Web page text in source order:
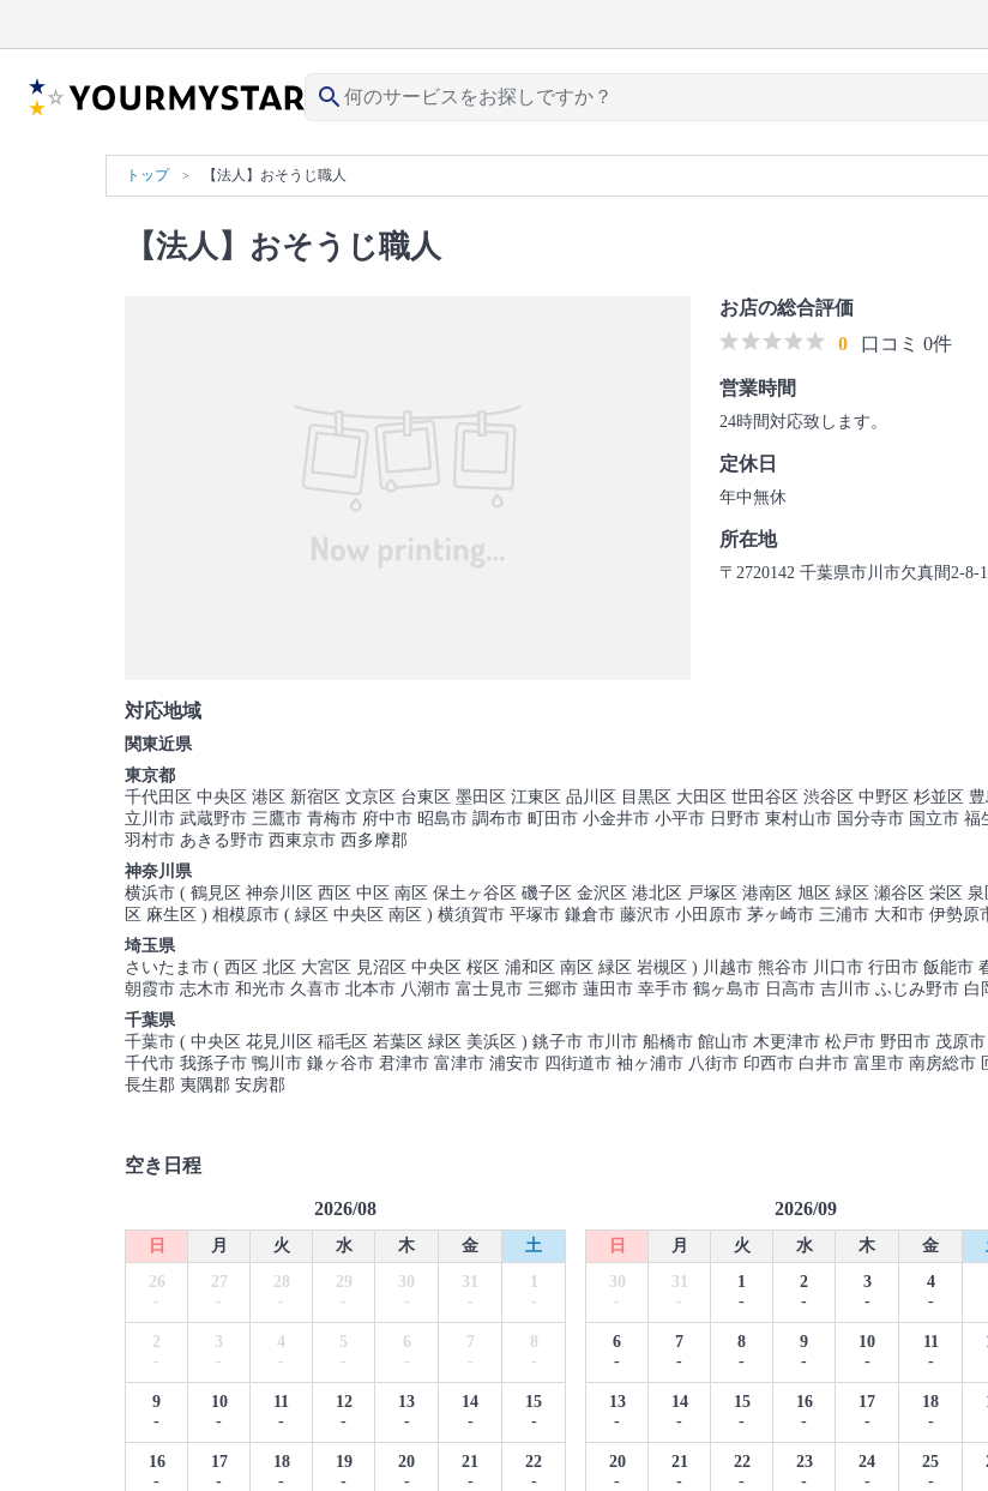
search
トップ 【法人】おそうじ職人
【法人】おそうじ職人
お店の総合評価
0
口コミ 0件
営業時間
24時間対応致します。
定休日
年中無休
所在地
〒2720142 千葉県市川市欠真間2-8-
対応地域
関東近県
東京都
千代田区 中央区 港区 新宿区 文京区 台東区 墨田区 江東区 品川区 目黒区 大田区 世田谷区 渋谷区 中野区 杉並区
立川市 武蔵野市 三鷹市 青梅市 府中市 昭島市 調布市 町田市 小金井市 小平市 日野市 東村山市 国分寺市 国立市
羽村市 あきる野市 西東京市 西多摩郡
神奈川県
横浜市 ( 鶴見区 神奈川区 西区 中区 南区 保土ヶ谷区 磯子区 金沢区 港北区 戸塚区 港南区 旭区 緑区 瀬谷区 栄区
区 麻生区 ) 相模原市 ( 緑区 中央区 南区 ) 横須賀市 平塚市 鎌倉市 藤沢市 小田原市 茅ヶ崎市 三浦市 大和市 伊勢原
埼玉県
さいたま市 ( 西区 北区 大宮区 見沼区 中央区 桜区 浦和区 南区 緑区 岩槻区 ) 川越市 熊谷市 川口市 行田市 飯能
朝霞市 志木市 和光市 久喜市 北本市 八潮市 富士見市 三郷市 蓮田市 幸手市 鶴ヶ島市 日高市 吉川市 ふじみ野市 白
千葉県
千葉市 ( 中央区 花見川区 稲毛区 若葉区 緑区 美浜区 ) 銚子市 市川市 船橋市 館山市 木更津市 松戸市 野田市 茂原
千代市 我孫子市 鴨川市 鎌ヶ谷市 君津市 富津市 浦安市 四街道市 袖ヶ浦市 八街市 印西市 白井市 富里市 南房総
長生郡 夷隅郡 安房郡
空き日程
2026/08
日 月 火 水 木 金
土
26
-
27
-
28
-
29
-
30
-
31
-
1
-
2
-
3
-
4
-
5
-
6
-
7
-
8
-
9
-
10
-
11
-
12
-
13
-
14
-
15
-
16
-
17
-
18
-
19
-
20
-
21
-
22
-
2026/09
日 月 火 水 木 金
30
-
31
-
1
-
2
-
3
-
4
-
6
-
7
-
8
-
9
-
10
-
11
-
13
-
14
-
15
-
16
-
17
-
18
-
20
-
21
-
22
-
23
-
24
-
25
-